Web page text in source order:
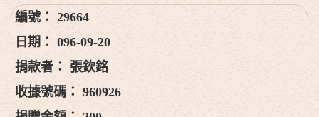
29664
096-09-20
張欽銘
960926